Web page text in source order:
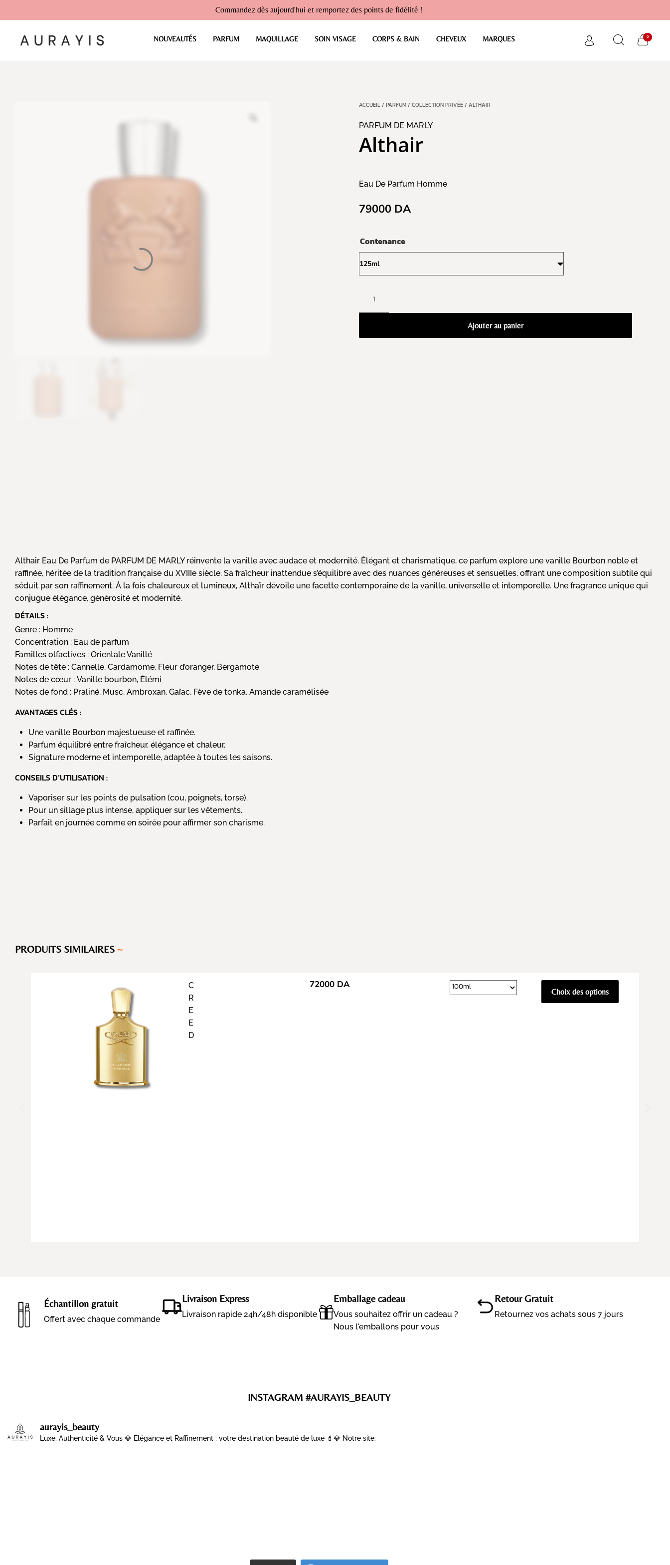
Commandez dès aujourd'hui et remportez des points de fidélité !
NOUVEAUTÉS PARFUM MAQUILLAGE SOIN VISAGE CORPS & BAIN CHEVEUX MARQUES 0
ACCUEIL/ PARFUM/ COLLECTION PRIVÉE/ ALTHAIR
PARFUM DE MARLY
Althair
Eau De Parfum Homme
79000 DA
Contenance
Ajouter au panier
Althair Eau De Parfum de PARFUM DE MARLY réinvente la vanille avec audace et modernité. Élégant et charismatique, ce parfum explore une vanille Bourbon noble et
raffinée, héritée de la tradition française du XVIIIe siècle. Sa fraîcheur inattendue s’équilibre avec des nuances généreuses et sensuelles, offrant une composition subtile qui
séduit par son raffinement. À la fois chaleureux et lumineux, Althaïr dévoile une facette contemporaine de la vanille, universelle et intemporelle. Une fragrance unique qui
conjugue élégance, générosité et modernité.
DÉTAILS :
Genre : Homme
Concentration : Eau de parfum
Familles olfactives : Orientale Vanillé
Notes de tête : Cannelle, Cardamome, Fleur d’oranger, Bergamote
Notes de cœur : Vanille bourbon, Élémi
Notes de fond : Praliné, Musc, Ambroxan, Gaïac, Fève de tonka, Amande caramélisée
AVANTAGES CLÉS :
Une vanille Bourbon majestueuse et raffinée.
Parfum équilibré entre fraîcheur, élégance et chaleur.
Signature moderne et intemporelle, adaptée à toutes les saisons.
CONSEILS D’UTILISATION :
Vaporiser sur les points de pulsation (cou, poignets, torse).
Pour un sillage plus intense, appliquer sur les vêtements.
Parfait en journée comme en soirée pour affirmer son charisme.
PRODUITS SIMILAIRES ~
C
R
E
E
D
72000 DA
Choix des options
Échantillon gratuit
Offert avec chaque commande
Livraison Express
Livraison rapide 24h/48h disponible
Emballage cadeau
Vous souhaitez offrir un cadeau ?
Nous l'emballons pour vous
Retour Gratuit
Retournez vos achats sous 7 jours
INSTAGRAM #AURAYIS_BEAUTY
aurayis_beauty
Luxe, Authenticité & Vous 💎 Elégance et Raffinement : votre destination beauté de luxe 💄💎 Notre site: